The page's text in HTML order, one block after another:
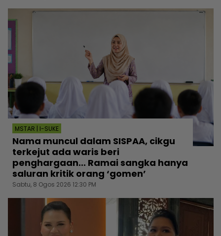
MSTAR | I-SUKE
Nama muncul dalam SISPAA, cikgu
terkejut ada waris beri
penghargaan... Ramai sangka hanya
saluran kritik orang ‘gomen’
Sabtu, 8 Ogos 2026 12:30 PM